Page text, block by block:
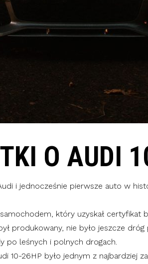
O AUDI
i jednocześnie pierwsze auto w
który uzyskał certyfikat
produkowany, nie było jeszcze
po leśnych i polnych drogach.
10-26HP było jednym z najbardziej